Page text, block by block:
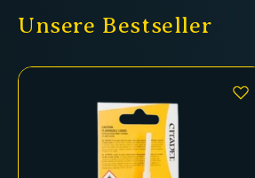
Unsere Bestseller